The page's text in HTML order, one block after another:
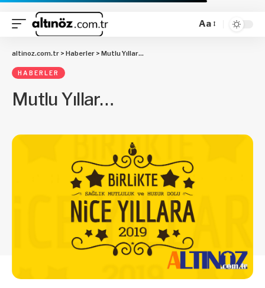
Aa
altinoz.com.tr > Haberler > Mutlu Yıllar…
HABERLER
Mutlu Yıllar…